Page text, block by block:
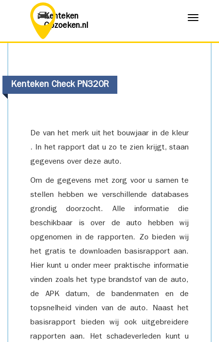
Kenteken
Opzoeken.nl
Menu
Kenteken Check PN320R
De van het merk uit het bouwjaar in de kleur
. In het rapport dat u zo te zien krijgt, staan
gegevens over deze auto.
Om de gegevens met zorg voor u samen te
stellen hebben we verschillende databases
grondig doorzocht. Alle informatie die
beschikbaar is over de auto hebben wij
opgenomen in de rapporten. Zo bieden wij
het gratis te downloaden basisrapport aan.
Hier kunt u onder meer praktische informatie
vinden zoals het type brandstof van de auto,
de APK datum, de bandenmaten en de
topsnelheid vinden van de auto. Naast het
basisrapport bieden wij ook uitgebreidere
rapporten aan. Het schadeverleden kunt u